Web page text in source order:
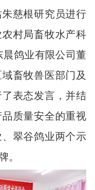
慈根研究员进行
村局畜牧水产科
鸽业有限公司董
畜牧兽医部门及
表态发言，并结
质量安全的重视
翠谷鸽业两个示
。